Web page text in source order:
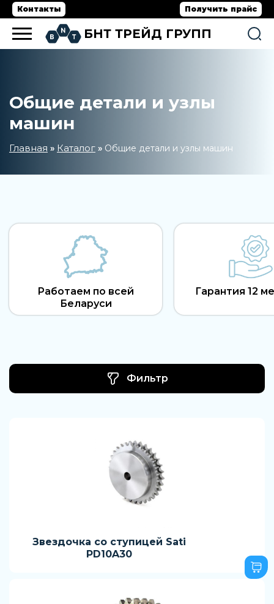
Контакты Получить прайс
БНТ ТРЕЙД ГРУПП
Общие детали и узлы
машин
Главная » Каталог » Общие детали и узлы машин
Работаем по всей
Беларуси
Гарантия 12
Фильтр
Звездочка со ступицей Sati
PD10A30